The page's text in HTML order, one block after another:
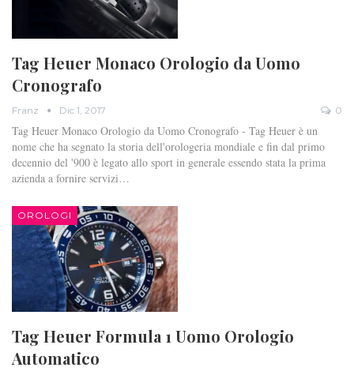
Tag Heuer Monaco Orologio da Uomo
Cronografo
Franz Dic 1, 2017 0
Tag Heuer Monaco Orologio da Uomo Cronografo - Tag Heuer è un
nome che ha segnato la storia dell'orologeria mondiale e fin dal primo
decennio del '900 è legato allo sport in generale essendo stata la prima
azienda a fornire servizi…
OROLOGI
Tag Heuer Formula 1 Uomo Orologio
Automatico